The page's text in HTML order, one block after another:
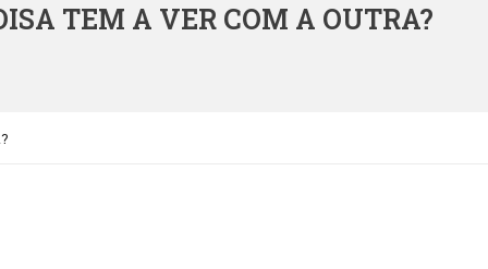
TEM A VER COM A OUTRA?